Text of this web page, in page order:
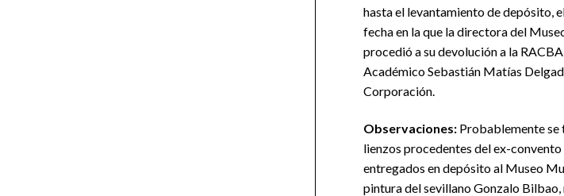
hasta el levantamiento de depósito,
fecha en la que la directora del
procedió a su devolución a la
Académico Sebastián Matías
Corporación.
Observaciones: Probablemente se
lienzos procedentes del ex-
entregados en depósito al Museo
pintura del sevillano Gonzalo Bilbao,